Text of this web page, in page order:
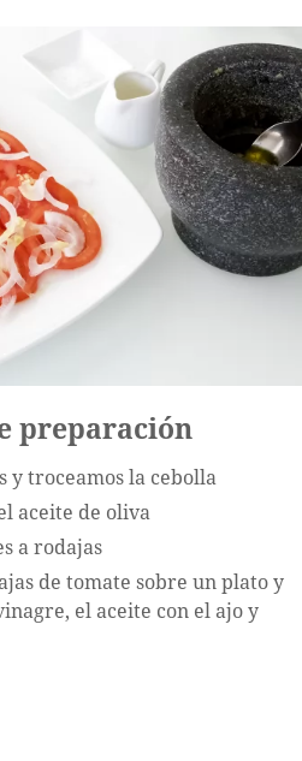
preparación
y troceamos la cebolla
aceite de oliva
a rodajas
de tomate sobre un plato y
el aceite con el ajo y